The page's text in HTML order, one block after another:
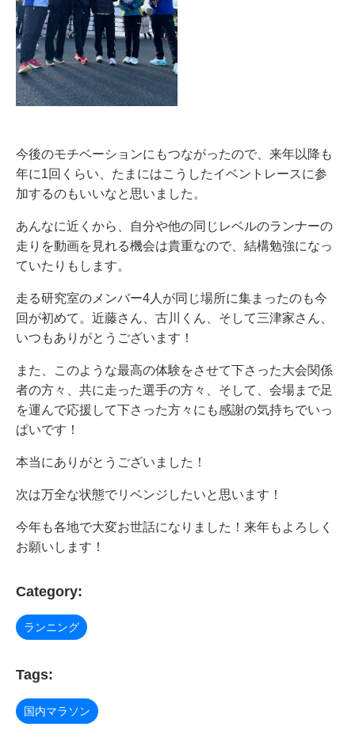
今後のモチベーションにもつながったので、来年以降も
年に1回くらい、たまにはこうしたイベントレースに参
加するのもいいなと思いました。
あんなに近くから、自分や他の同じレベルのランナーの
走りを動画を見れる機会は貴重なので、結構勉強になっ
ていたりもします。
走る研究室のメンバー4人が同じ場所に集まったのも今
回が初めて。近藤さん、古川くん、そして三津家さん、
いつもありがとうございます！
また、このような最高の体験をさせて下さった大会関係
者の方々、共に走った選手の方々、そして、会場まで足
を運んで応援して下さった方々にも感謝の気持ちでいっ
ぱいです！
本当にありがとうございました！
次は万全な状態でリベンジしたいと思います！
今年も各地で大変お世話になりました！来年もよろしく
お願いします！
Category:
ランニング
Tags:
国内マラソン